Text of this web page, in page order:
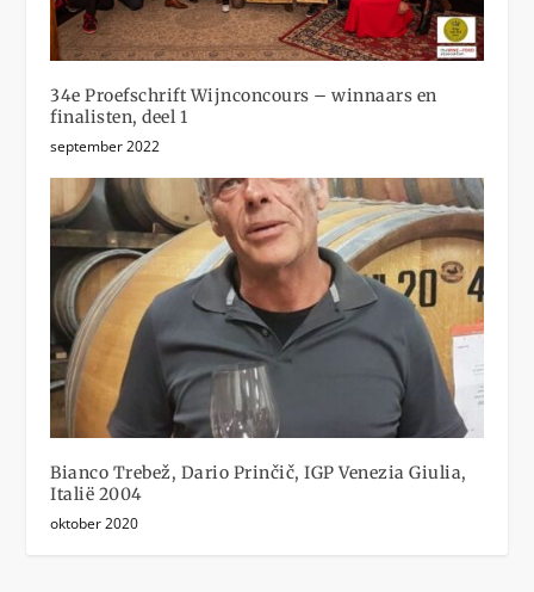
34e Proefschrift Wijnconcours – winnaars en
finalisten, deel 1
september 2022
Bianco Trebež, Dario Prinčič, IGP Venezia Giulia,
Italië 2004
oktober 2020